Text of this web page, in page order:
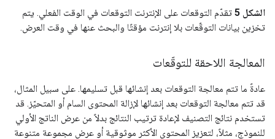
الشكل 5
تقدّم التوقعات على الإنترنت التوقعات في الوقت الفعلي. يتم
تخزين بيانات التوقّعات بلا إنترنت مؤقتًا والبحث عنها في وقت العرض.
المعالجة اللاحقة للتوقّعات
عادةً ما تتم معالجة التوقعات بعد إنشائها قبل تسليمها. على سبيل المثال،
قد تتم معالجة التوقعات بعد إنشائها لإزالة المحتوى السام أو المتحيّز. قد
تستخدم نتائج التصنيف لإعادة ترتيب النتائج بدلاً من عرض الناتج الأولي
للنموذج، مثلاً، لتعزيز المحتوى الأكثر موثوقية أو عرض مجموعة متنوعة